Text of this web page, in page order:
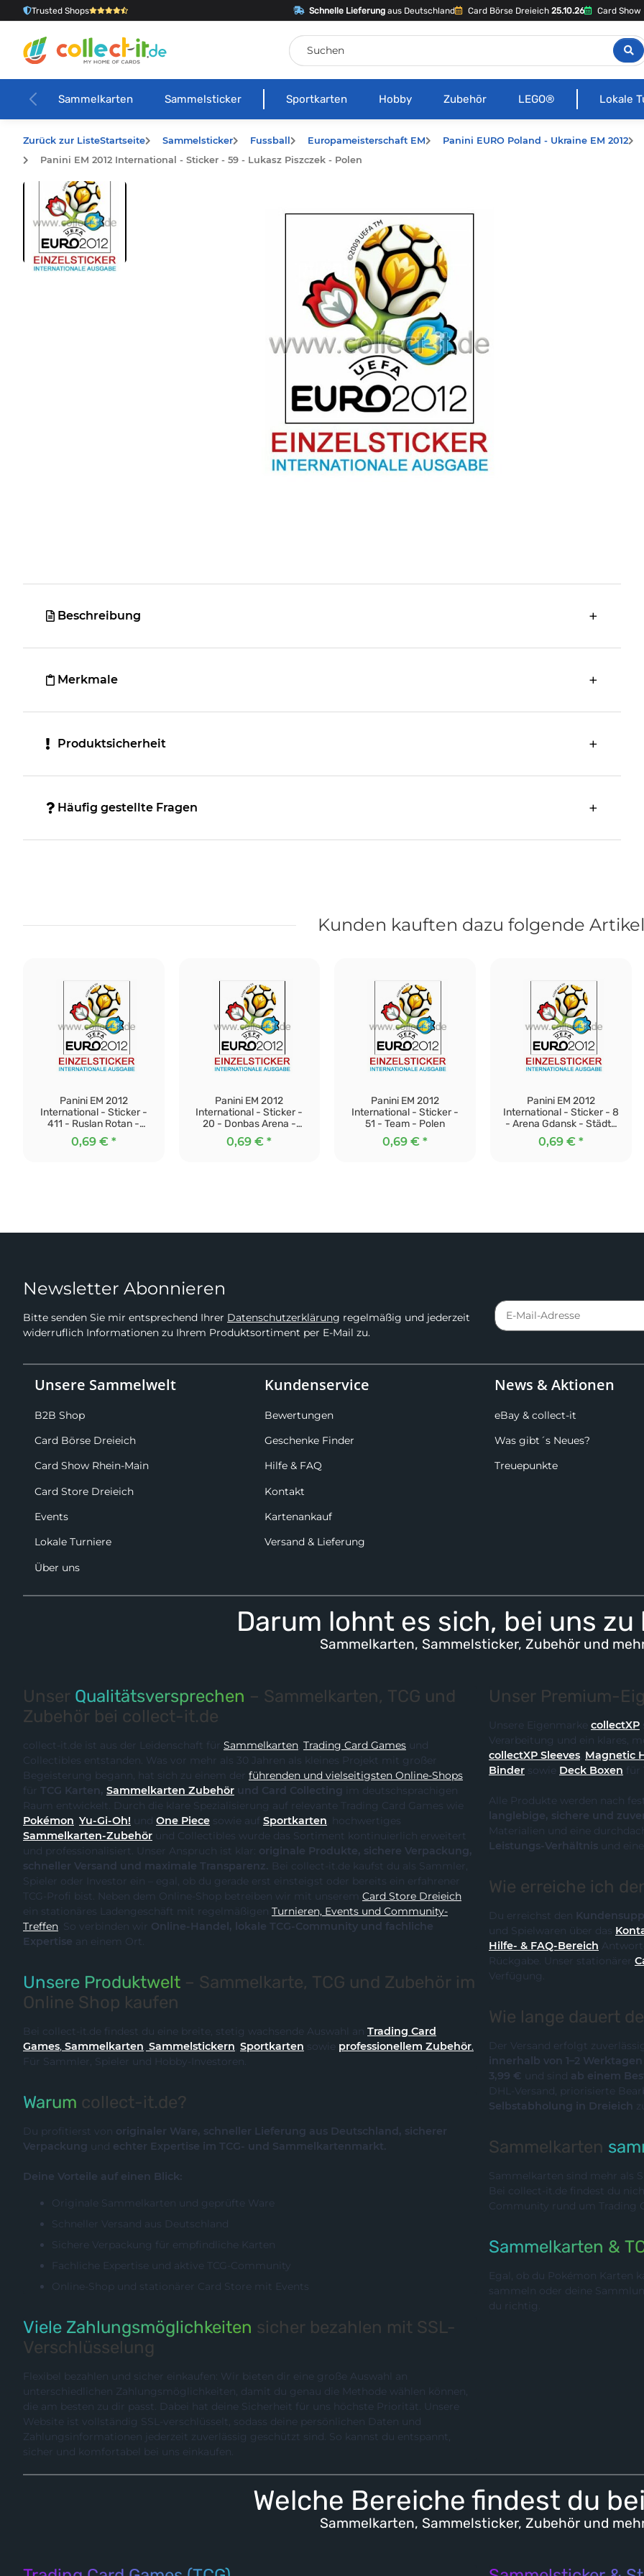
Trusted Shops Schnelle Lieferungaus Deutschland Card Börse Dreieich 25.10.26 Card
Sammelkarten Sammelsticker Sportkarten Hobby Zubehör LEGO® Lokale
Zurück zur ListeStartseite Sammelsticker Fussball Europameisterschaft EM
Panini EURO Poland - Ukraine EM 2012
Panini EM 2012 International - Sticker - 59 - Lukasz Piszczek - Polen
Beschreibung
Merkmale
Produktsicherheit
Häufig gestellte Fragen
Kunden kauften dazu folgende
Panini EM 2012
International - Sticker -
411 - Ruslan Rotan -
Ukraine
0,69 € *
Panini EM 2012
International - Sticker -
20 - Donbas Arena -
Städte und Stadien
0,69 €*
Panini EM 2012
International - Sticker -
51 - Team - Polen
0,69 €*
Panini EM 2012
International - Sticker - 8
- Arena Gdansk - Städte
und Stadien
0,69 € *
Newsletter Abonnieren
Bitte senden Sie mir entsprechend Ihrer Datenschutzerklärung regelmäßig und jederzeit
widerruflich Informationen zu Ihrem Produktsortiment per E-Mail zu.
Unsere Sammelwelt
B2B Shop
Card Börse Dreieich
Card Show Rhein-Main
Card Store Dreieich
Events
Lokale Turniere
Über uns
Kundenservice
Bewertungen
Geschenke Finder
Hilfe & FAQ
Kontakt
Kartenankauf
Versand & Lieferung
News & Aktionen
eBay & collect-it
Was gibt´s Neues?
Treuepunkte
Darum lohnt es sich, bei uns
Sammelkarten, Sammelsticker, Zubehör und
Unser Qualitätsversprechen – Sammelkarten, TCG und
Zubehör bei collect-it.de
collect-it.de ist aus der Leidenschaft für Sammelkarten, Trading Card Games und
Collectibles entstanden. Was vor mehr als 30 Jahren als kleines Projekt mit großer
Begeisterung begann, hat sich zu einem der führenden und vielseitigsten Online-Shops
für TCG Karten, Sammelkarten Zubehör und Card Collecting
im deutschsprachigen
Raum entwickelt. Durch die klare Spezialisierung auf relevante Trading Card Games wie
Pokémon, Yu-Gi-Oh! und One Piece sowie auf Sportkarten , hochwertiges
Sammelkarten-Zubehör
und professionalisiert. Unser Anspruch ist klar: originale Produkte, sichere Verpackung,
schneller Versand und maximale Transparenz. Bei collect-it.de kaufst du als Sammler,
Spieler oder Investor ein – egal, ob du gerade erst einsteigst oder bereits ein erfahrener
TCG-Profi bist. Neben dem Online-Shop betreiben wir mit unserem
Card Store Dreieich
ein stationäres Ladengeschäft mit regelmäßigen Turnieren, Events und Community-
Treffen. So verbinden wir Online-Handel, lokale TCG-Community und fachliche
Expertise an einem Ort.
Unsere Produktwelt – Sammelkarte, TCG und Zubehör im
Online Shop kaufen
Bei collect-it.de findest du eine breite, stetig wachsende Auswahl an Trading Card
Games, Sammelkarten, Sammelstickern, Sportkarten sowie professionellem Zubehör.
Für Sammler, Spieler und Hobby-Investoren.
Warum collect-it.de?
Du profitierst von originaler Ware, schneller Lieferung aus Deutschland, sicherer
Verpackung und echter Expertise im TCG- und Sammelkartenmarkt.
Deine Vorteile auf einen Blick:
Originale Sammelkarten und geprüfte Ware
Schneller Versand aus Deutschland
Sichere Verpackung für empfindliche Karten
Fachliche Expertise und aktive TCG-Community
Online-Shop und stationärer Card Store mit Events
Viele Zahlungsmöglichkeiten sicher bezahlen mit SSL-
Verschlüsselung
Flexibel bezahlen und sicher einkaufen: Wir bieten dir eine große Auswahl an
unterschiedlichen Zahlungsmöglichkeiten, damit du genau die Methode wählen können,
die am besten zu dir passt. Dabei hat deine Sicherheit für uns höchste Priorität. Unsere
Website ist vollständig SSL-verschlüsselt, sodass deine persönlichen Daten und
Zahlungsinformationen jederzeit zuverlässig geschützt sind. So kannst du entspannt,
sicher und komfortabel bei uns einkaufen.
Unser Premium-
Unsere Eigenmarke collectXP
Verarbeitung und ein klares,
collectXP Sleeves, Magnetic
Binder sowie Deck Boxen für
Alle Produkte werden nach
langlebige, sichere und
Materialien und eine
Leistungs-Verhältnis und
Wie erreiche ich
Du erreichst den
und Spielwaren über das
Hilfe- & FAQ-Bereich
Rückgabe. Unser stationärer
Verfügung.
Wie lange dauert
Der Versand erfolgt
innerhalb von 1–2
3,99 € und sind ab einem
DHL-Versand, priorisierte
Selbstabholung in Dreieich
Sammelkarten
Sammelkarten sind mehr als
Bei collect-it.de findest du
Community rund um Trading
Sammelkarten &
Egal, ob du Pokémon Karten
sammeln oder deine
du richtig.
Welche Bereiche findest du
Sammelkarten, Sammelsticker, Zubehör und